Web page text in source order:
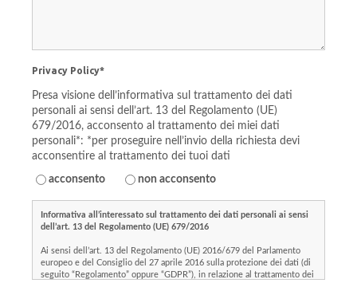
Privacy Policy*
Presa visione dell’informativa sul trattamento dei dati
personali ai sensi dell’art. 13 del Regolamento (UE)
679/2016, acconsento al trattamento dei miei dati
personali*: *per proseguire nell’invio della richiesta devi
acconsentire al trattamento dei tuoi dati
acconsento non acconsento
Informativa all’interessato sul trattamento dei dati personali ai sensi
dell’art. 13 del Regolamento (UE) 679/2016
Ai sensi dell’art. 13 del Regolamento (UE) 2016/679 del Parlamento
europeo e del Consiglio del 27 aprile 2016 sulla protezione dei dati (di
seguito “Regolamento” oppure “GDPR”), in relazione al trattamento dei